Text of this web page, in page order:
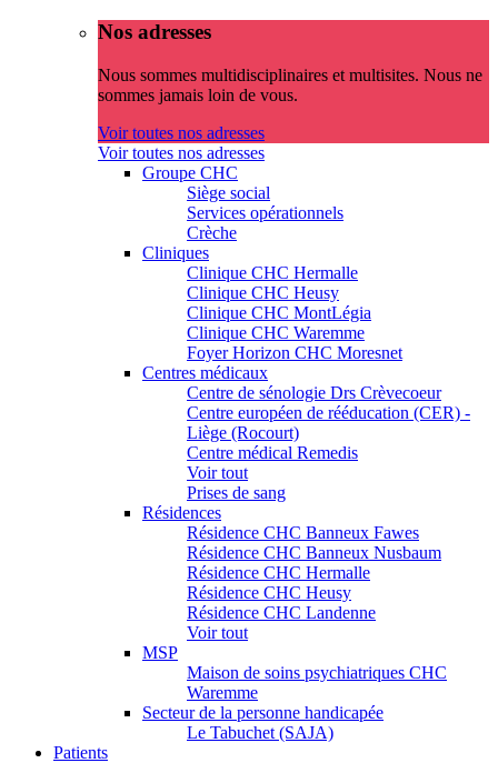
Nos adresses
Nous sommes multidisciplinaires et multisites. Nous ne
sommes jamais loin de vous.
Voir toutes nos adresses
Voir toutes nos adresses
Groupe CHC
Siège social
Services opérationnels
Crèche
Cliniques
Clinique CHC Hermalle
Clinique CHC Heusy
Clinique CHC MontLégia
Clinique CHC Waremme
Foyer Horizon CHC Moresnet
Centres médicaux
Centre de sénologie Drs Crèvecoeur
Centre européen de rééducation (CER) -
Liège (Rocourt)
Centre médical Remedis
Voir tout
Prises de sang
Résidences
Résidence CHC Banneux Fawes
Résidence CHC Banneux Nusbaum
Résidence CHC Hermalle
Résidence CHC Heusy
Résidence CHC Landenne
Voir tout
MSP
Maison de soins psychiatriques CHC
Waremme
Secteur de la personne handicapée
Le Tabuchet (SAJA)
Patients